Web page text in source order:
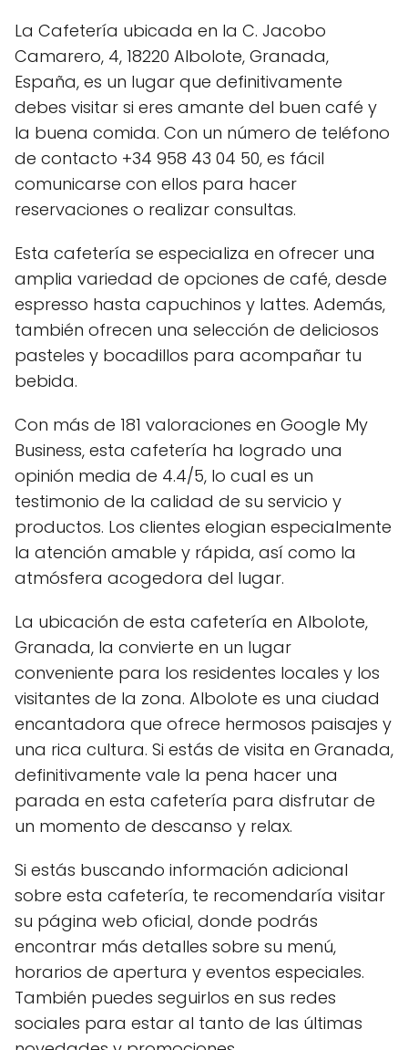
La Cafetería ubicada en la C. Jacobo
Camarero, 4, 18220 Albolote, Granada,
España, es un lugar que definitivamente
debes visitar si eres amante del buen café y
la buena comida. Con un número de teléfono
de contacto +34 958 43 04 50, es fácil
comunicarse con ellos para hacer
reservaciones o realizar consultas.
Esta cafetería se especializa en ofrecer una
amplia variedad de opciones de café, desde
espresso hasta capuchinos y lattes. Además,
también ofrecen una selección de deliciosos
pasteles y bocadillos para acompañar tu
bebida.
Con más de 181 valoraciones en Google My
Business, esta cafetería ha logrado una
opinión media de 4.4/5, lo cual es un
testimonio de la calidad de su servicio y
productos. Los clientes elogian especialmente
la atención amable y rápida, así como la
atmósfera acogedora del lugar.
La ubicación de esta cafetería en Albolote,
Granada, la convierte en un lugar
conveniente para los residentes locales y los
visitantes de la zona. Albolote es una ciudad
encantadora que ofrece hermosos paisajes y
una rica cultura. Si estás de visita en Granada,
definitivamente vale la pena hacer una
parada en esta cafetería para disfrutar de
un momento de descanso y relax.
Si estás buscando información adicional
sobre esta cafetería, te recomendaría visitar
su página web oficial, donde podrás
encontrar más detalles sobre su menú,
horarios de apertura y eventos especiales.
También puedes seguirlos en sus redes
sociales para estar al tanto de las últimas